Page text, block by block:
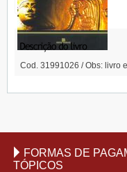
Cod. 31991026 / Obs: livro
FORMAS DE
TÓPICOS